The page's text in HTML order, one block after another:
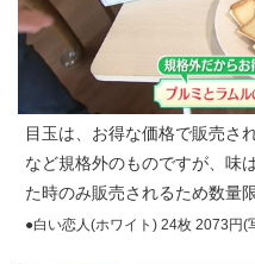
目玉は、お得な価格で販売さ
など規格外のものですが、味
た時のみ販売されるため数量
●白い恋人(ホワイト) 24枚 2073円(